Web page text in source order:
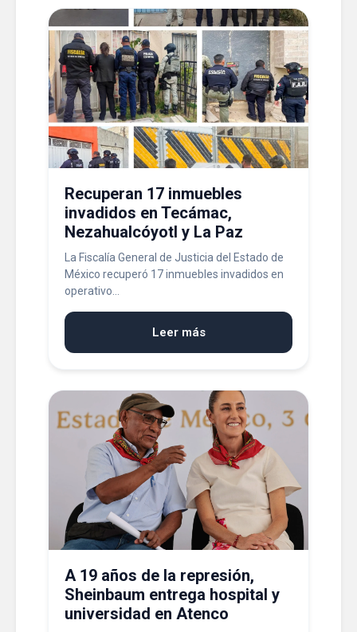
Recuperan 17 inmuebles
invadidos en Tecámac,
Nezahualcóyotl y La Paz
La Fiscalía General de Justicia del Estado de
México recuperó 17 inmuebles invadidos en
operativo...
Leer más
A 19 años de la represión,
Sheinbaum entrega hospital y
universidad en Atenco